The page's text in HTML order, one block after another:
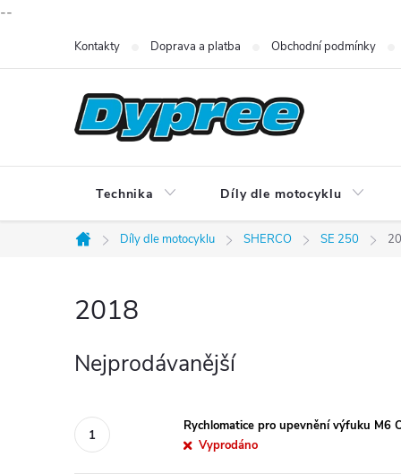
--
Kontakty Doprava a platba Obchodní podmínky
Technika Díly dle motocyklu
Domů
Díly dle motocyklu SHERCO SE 250
2018
Nejprodávanější
Rychlomatice pro upevnění výfuku M6
Vyprodáno